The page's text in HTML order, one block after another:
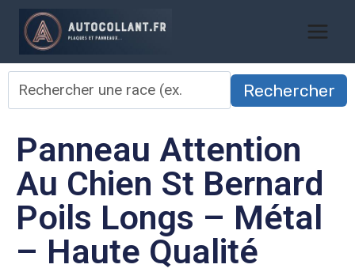
Rechercher
Panneau Attention
Au Chien St Bernard
Poils Longs – Métal
– Haute Qualité